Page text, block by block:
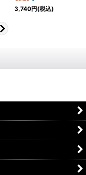
3,740円(税込)